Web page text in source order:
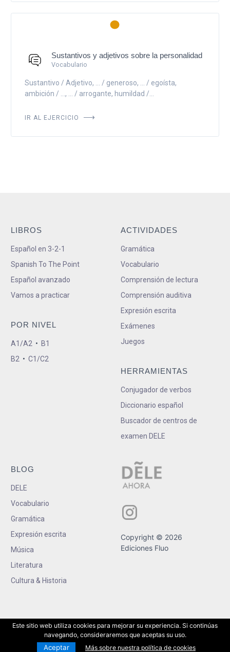
Sustantivos y adjetivos sobre la personalidad
Vocabulario
Sustantivo / Adjetivo, ... / generoso, ... / egoísta,
ambición / ..., ... / arrogante, humildad /...
IR AL EJERCICIO
LIBROS
Español en 3-2-1
Spanish To The Point
Español avanzado
Vamos a practicar
POR NIVEL
A1/A2 • B1
B2 • C1/C2
ACTIVIDADES
Gramática
Vocabulario
Comprensión de lectura
Comprensión auditiva
Expresión escrita
Exámenes
Juegos
HERRAMIENTAS
Conjugador de verbos
Diccionario español
Buscador de centros de
examen DELE
BLOG
DELE
Vocabulario
Gramática
Expresión escrita
Música
Literatura
Cultura & Historia
Copyright © 2026
Ediciones Fluo
Este sitio web utiliza cookies para mejorar su experiencia. Si continúas
navegando, consideraremos que aceptas su uso.
Aceptar Más sobre nuestra política de cookies